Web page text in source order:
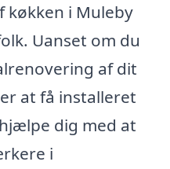
i Muleby
Uanset om du
af dit
at få installeret
dig med at
i